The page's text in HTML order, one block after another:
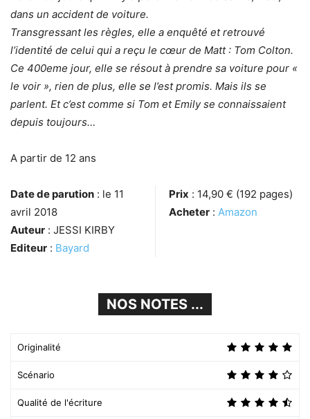
dans un accident de voiture.
Transgressant les règles, elle a enquêté et retrouvé
l’identité de celui qui a reçu le cœur de Matt : Tom Colton.
Ce 400eme jour, elle se résout à prendre sa voiture pour «
le voir », rien de plus, elle se l’est promis. Mais ils se
parlent. Et c’est comme si Tom et Emily se connaissaient
depuis toujours…
A partir de 12 ans
Date de parution : le 11
avril 2018
Auteur : JESSI KIRBY
Editeur : Bayard
Prix : 14,90 € (192 pages)
Acheter : Amazon
NOS NOTES ...
Originalité
Scénario
Qualité de l'écriture